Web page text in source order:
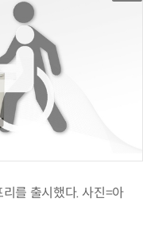
를 출시했다. 사진=아